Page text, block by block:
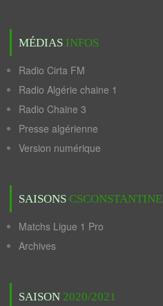
MÉDIAS INFOS
Radio Cirta FM
Radio Algérie chaine 1
Radio Chaine 3
Presse algérienne
Version numérique
SAISONS CSCONSTANTINE
Matchs Ligue 1 Pro
Archives
SAISON 2020/2021